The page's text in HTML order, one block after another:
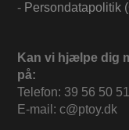
- Persondatapolitik
Kan vi hjælpe dig
på:
Telefon: 39 56 50 51
E-mail: c@ptoy.dk